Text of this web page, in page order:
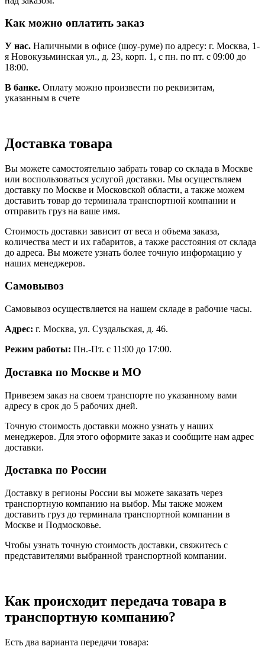
Как можно оплатить заказ
У нас. Наличными в офисе (шоу-руме) по адресу: г. Москва, 1-
я Новокузьминская ул., д. 23, корп. 1, с пн. по пт. с 09:00 до
18:00.
В банке. Оплату можно произвести по реквизитам,
указанным в счете
Доставка товара
Вы можете самостоятельно забрать товар со склада в Москве
или воспользоваться услугой доставки. Мы осуществляем
доставку по Москве и Московской области, а также можем
доставить товар до терминала транспортной компании и
отправить груз на ваше имя.
Стоимость доставки зависит от веса и объема заказа,
количества мест и их габаритов, а также расстояния от склада
до адреса. Вы можете узнать более точную информацию у
наших менеджеров.
Самовывоз
Самовывоз осуществляется на нашем складе в рабочие часы.
Адрес: г. Москва, ул. Суздальская, д. 46.
Режим работы: Пн.-Пт. с 11:00 до 17:00.
Доставка по Москве и МО
Привезем заказ на своем транспорте по указанному вами
адресу в срок до 5 рабочих дней.
Точную стоимость доставки можно узнать у наших
менеджеров. Для этого оформите заказ и сообщите нам адрес
доставки.
Доставка по России
Доставку в регионы России вы можете заказать через
транспортную компанию на выбор. Мы также можем
доставить груз до терминала транспортной компании в
Москве и Подмосковье.
Чтобы узнать точную стоимость доставки, свяжитесь с
представителями выбранной транспортной компании.
Как происходит передача товара в
транспортную компанию?
Есть два варианта передачи товара: